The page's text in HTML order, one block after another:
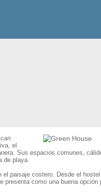
el
Sus espacios comunes,
de playa.
paisaje costero. Desde el
como una buena